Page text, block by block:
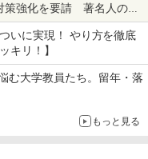
策強化を要請 著名人の写
策として
いに実現！ やり方を徹底
キリ！】
む大学教員たち。留年・落
もっと見る